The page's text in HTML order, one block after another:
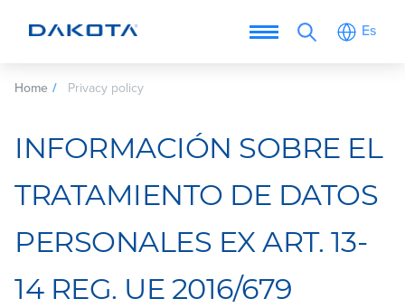
Es
Home Privacy policy
INFORMACIÓN SOBRE EL
TRATAMIENTO DE DATOS
PERSONALES EX ART. 13-
14 REG. UE 2016/679